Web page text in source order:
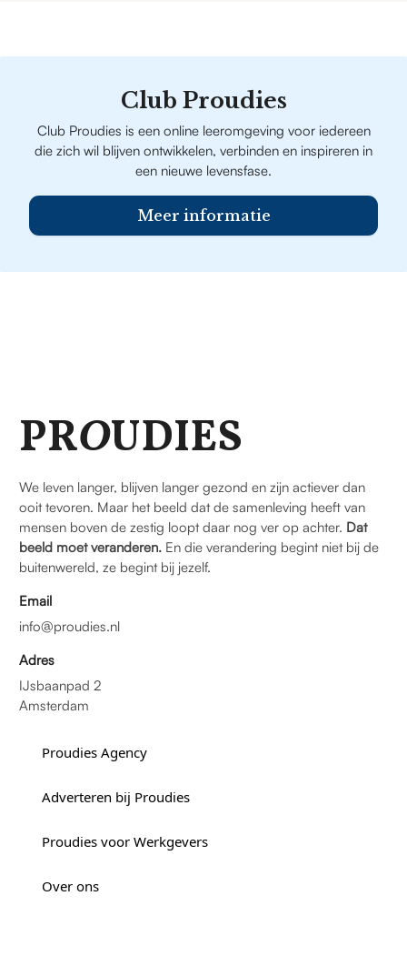
Club Proudies
Club Proudies is een online leeromgeving voor iedereen
die zich wil blijven ontwikkelen, verbinden en inspireren in
een nieuwe levensfase.
Meer informatie
PROUDIES
We leven langer, blijven langer gezond en zijn actiever dan
ooit tevoren. Maar het beeld dat de samenleving heeft van
mensen boven de zestig loopt daar nog ver op achter. Dat
beeld moet veranderen. En die verandering begint niet bij de
buitenwereld, ze begint bij jezelf.
Email
info@proudies.nl
Adres
IJsbaanpad 2
Amsterdam
Proudies Agency
Adverteren bij Proudies
Proudies voor Werkgevers
Over ons